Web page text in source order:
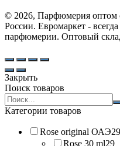
© 2026, Парфюмерия оптом
России. Евромаркет -
парфюмерии. Оптовый
Закрыть
Поиск товаров
Search
products:
Категории товаров
Rose original ОАЭ29
Rose 30 ml29